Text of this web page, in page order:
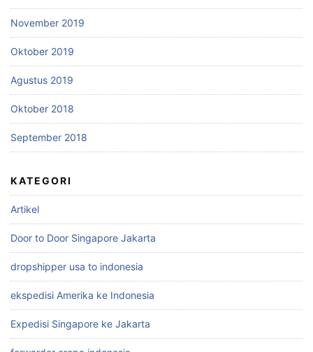
November 2019
Oktober 2019
Agustus 2019
Oktober 2018
September 2018
KATEGORI
Artikel
Door to Door Singapore Jakarta
dropshipper usa to indonesia
ekspedisi Amerika ke Indonesia
Expedisi Singapore ke Jakarta